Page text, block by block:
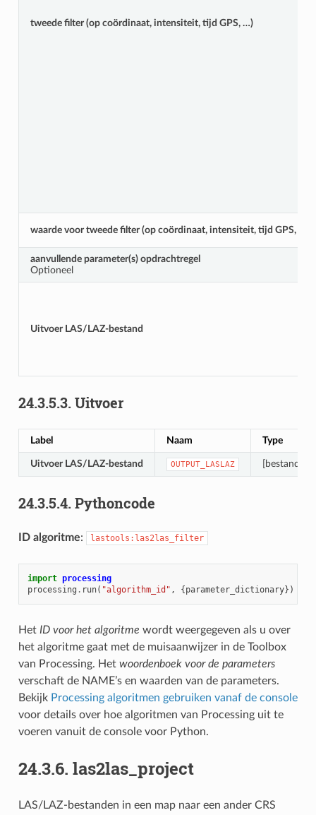
tweede filter (op coördinaat, intensiteit, tijd GPS, …)
waarde voor tweede filter (op coördinaat, intensiteit, tijd GPS, …)
aanvullende parameter(s) opdrachtregel
Optioneel
Uitvoer LAS/LAZ-bestand
24.3.5.3. Uitvoer
Label Naam Type
Uitvoer LAS/LAZ-bestand OUTPUT_LASLAZ [bestand]
24.3.5.4. Pythoncode
ID algoritme: lastools:las2las_filter
import processing
processing . run( "algorithm_id" , {parameter_dictionary})
Het ID voor het algoritme wordt weergegeven als u over
het algoritme gaat met de muisaanwijzer in de Toolbox
van Processing. Het woordenboek voor de parameters
verschaft de NAME’s en waarden van de parameters.
Bekijk Processing algoritmen gebruiken vanaf de console
voor details over hoe algoritmen van Processing uit te
voeren vanuit de console voor Python.
24.3.6. las2las_project
LAS/LAZ-bestanden in een map naar een ander CRS